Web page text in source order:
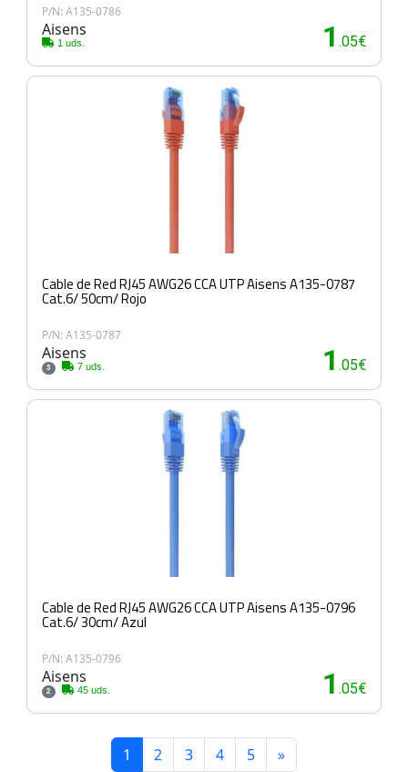
P/N: A135-0786
Aisens
1 uds. 1 .05€
Cable de Red RJ45 AWG26 CCA UTP Aisens A135-0787
Cat.6/ 50cm/ Rojo
P/N: A135-0787
Aisens
3 7 uds. 1 .05€
Cable de Red RJ45 AWG26 CCA UTP Aisens A135-0796
Cat.6/ 30cm/ Azul
P/N: A135-0796
Aisens
2 45 uds. 1 .05€
1 2 3 4 5 »